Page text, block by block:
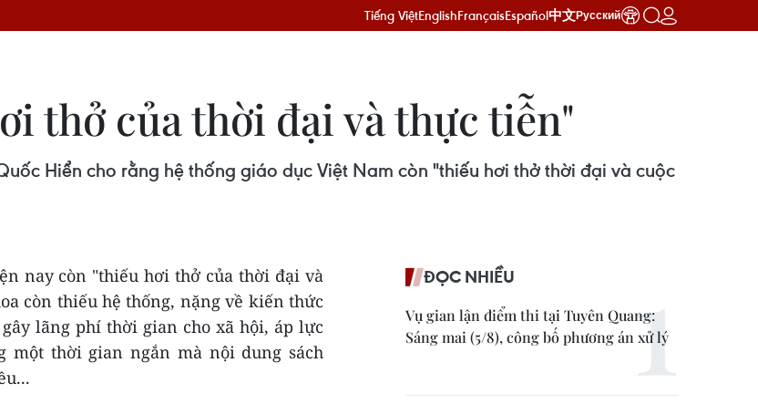
Tiếng ViệtEnglishFrançaisEspañol中文Русский
thở của thời đại và thực tiễn"
Hiển cho rằng hệ thống giáo dục Việt Nam còn "thiếu hơi thở thời đại và cuộc
nay còn "thiếu hơi thở của thời đại và
còn thiếu hệ thống, nặng về kiến thức
lãng phí thời gian cho xã hội, áp lực
một thời gian ngắn mà nội dung sách
ĐỌC NHIỀU
Vụ gian lận điểm thi tại Tuyên Quang:
Sáng mai (5/8), công bố phương án xử lý